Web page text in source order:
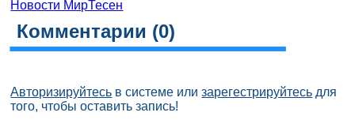
Новости МирТесен
Комментарии (0)
Авторизируйтесь в системе илизарегестрируйтесь для
того, чтобы оставить запись!